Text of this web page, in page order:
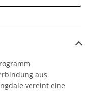
aus
vereint eine